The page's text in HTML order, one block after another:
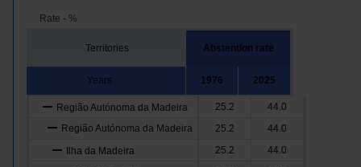
Rate - %
Territories Abstention rate
Years 1976 2025
Região Autónoma da Madeira 25.2
44.0
Região Autónoma da Madeira
25.2
44.0
Ilha da Madeira
25.2
44.0